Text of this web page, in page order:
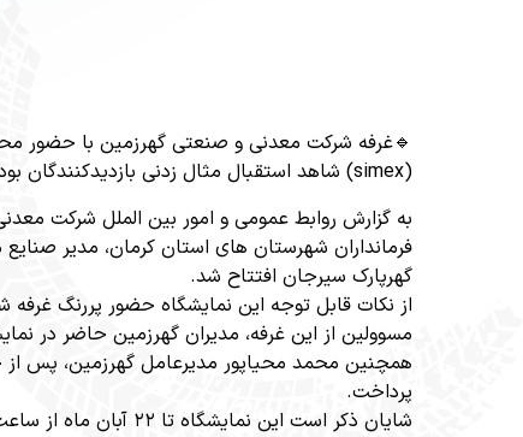
🔹غرفه شرکت معدنی و صنعتی گهرزمین با حضور
(simex) شاهد استقبال مثال زدنی بازدیدکنندگان بود.
به گزارش روابط عمومی و امور بین الملل شرکت
فرمانداران شهرستان های استان کرمان، مدیر
گهرپارک سیرجان افتتاح شد.
از نکات قابل توجه این نمایشگاه حضور پررنگ
مسوولین از این غرفه، مدیران گهرزمین حاضر در
همچنین محمد محیاپور مدیرعامل گهرزمین، پس از
پرداخت.
شایان ذکر است این نمایشگاه تا ۲۲ آبان ماه از ساعت ۱۰ الی ۱۷ میزبان بازدیدکنندگان و علاقه مندان می باشد.